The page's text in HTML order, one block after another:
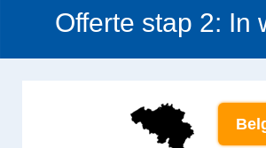
Offerte stap 2: In